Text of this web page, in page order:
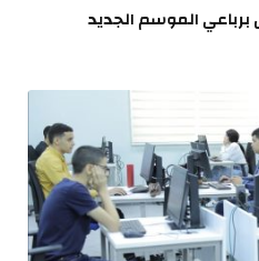
الموسم الجديد